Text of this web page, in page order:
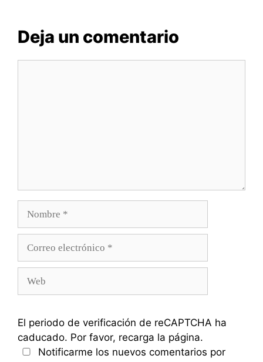
Deja un comentario
El periodo de verificación de reCAPTCHA ha
caducado. Por favor, recarga la página.
Notificarme los nuevos comentarios por